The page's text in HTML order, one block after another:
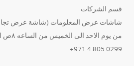
قسم الشركات
شاشات عرض المعلومات (شاشة عرض تجاريه
من يوم الاحد الى الخميس من الساعه ٨ص الى ٥م
0299 805 4 971+